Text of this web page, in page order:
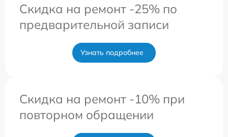
Скидка на ремонт -25% по
предварительной записи
Узнать подробнее
Скидка на ремонт -10% при
повторном обращении